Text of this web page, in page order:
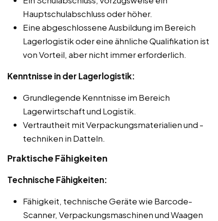
Hauptschulabschluss oder höher.
Eine abgeschlossene Ausbildung im Bereich
Lagerlogistik oder eine ähnliche Qualifikation ist
von Vorteil, aber nicht immer erforderlich.
Kenntnisse in der Lagerlogistik:
Grundlegende Kenntnisse im Bereich
Lagerwirtschaft und Logistik.
Vertrautheit mit Verpackungsmaterialien und -
techniken in Datteln.
Praktische Fähigkeiten
Technische Fähigkeiten:
Fähigkeit, technische Geräte wie Barcode-
Scanner, Verpackungsmaschinen und Waagen